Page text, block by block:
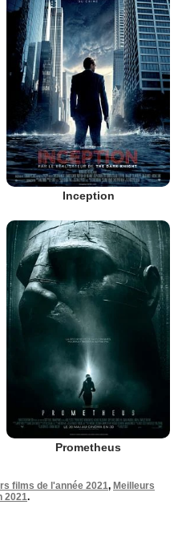
Inception
Prometheus
films de l'année 2021, Meilleurs
2021.